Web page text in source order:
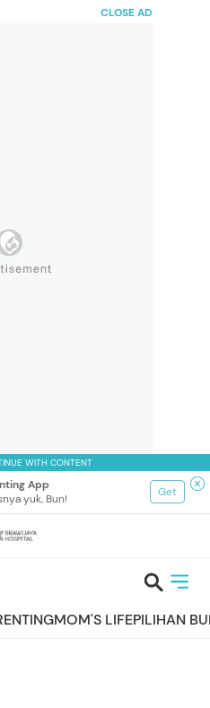
CLOSE AD
WITH CONTENT
App
yuk, Bun!
Get
MOM'S LIFEPILIHAN